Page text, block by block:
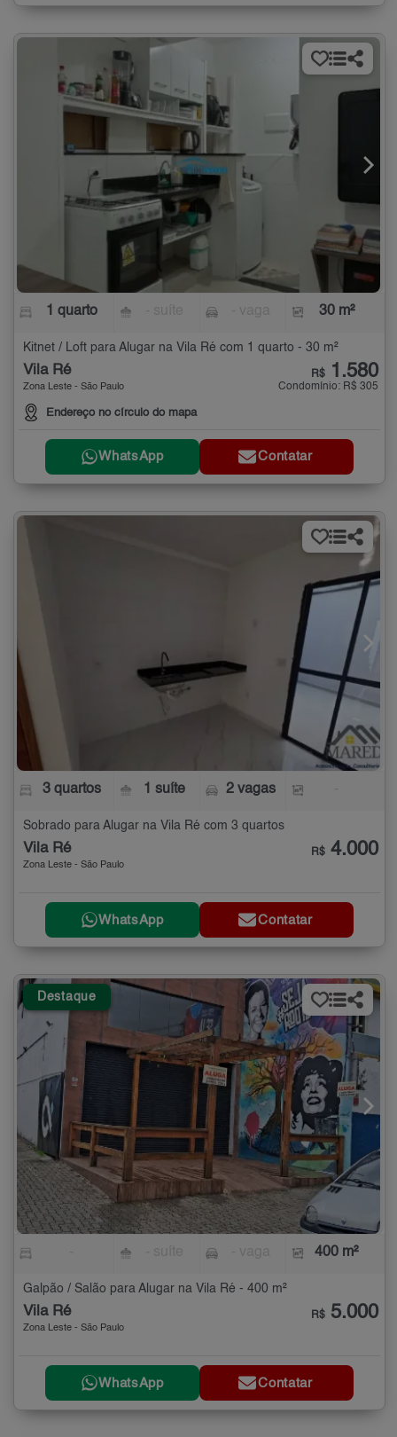
1 quarto 30 m²
Kitnet / Loft para Alugar na Vila Ré com 1 quarto - 30 m²
Vila Ré
Zona Leste - São Paulo
Endereço no círculo do mapa
R$ 1.580
Condomínio: R$ 305
WhatsApp Contatar
3 quartos 1 suíte 2 vagas
Sobrado para Alugar na Vila Ré com 3 quartos
Vila Ré
Zona Leste - São Paulo
R$ 4.000
WhatsApp Contatar
Destaque
400 m²
Galpão / Salão para Alugar na Vila Ré - 400 m²
Vila Ré
Zona Leste - São Paulo
R$ 5.000
WhatsApp Contatar